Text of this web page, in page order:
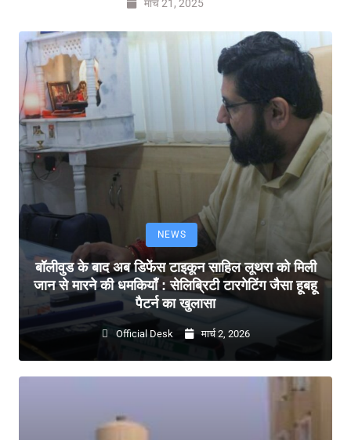
मार्च 21, 2025
NEWS
बॉलीवुड के बाद अब डिफेंस टाइकून साहिल लूथरा को मिली
जान से मारने की धमकियाँ : सेलिब्रिटी टारगेटिंग जैसा हूबहू
पैटर्न का खुलासा
Official Desk मार्च 2, 2026